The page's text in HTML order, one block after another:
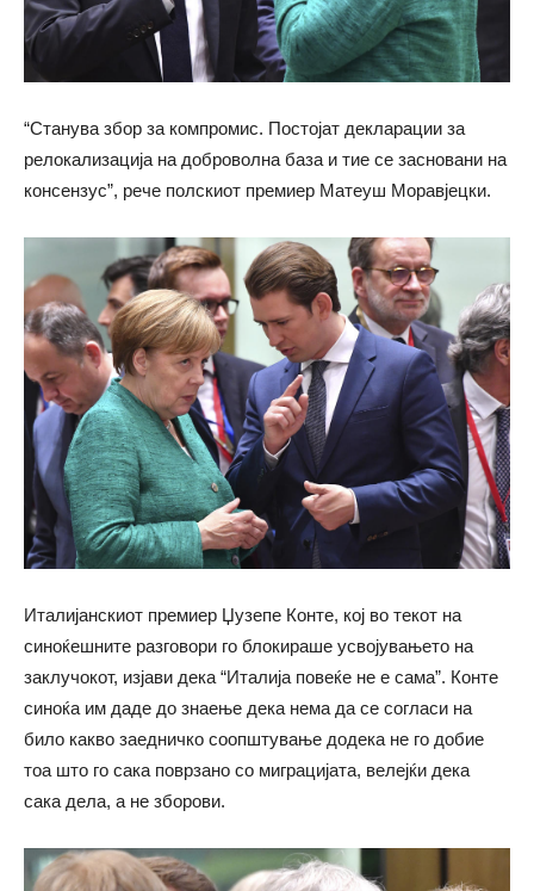
“Станува збор за компромис. Постојат декларации за
релокализација на доброволна база и тие се засновани на
консензус”, рече полскиот премиер Матеуш Моравјецки.
Италијанскиот премиер Џузепе Конте, кој во текот на
синоќешните разговори го блокираше усвојувањето на
заклучокот, изјави дека “Италија повеќе не е сама”. Конте
синоќа им даде до знаење дека нема да се согласи на
било какво заедничко соопштување додека не го добие
тоа што го сака поврзано со миграцијата, велејќи дека
сака дела, а не зборови.